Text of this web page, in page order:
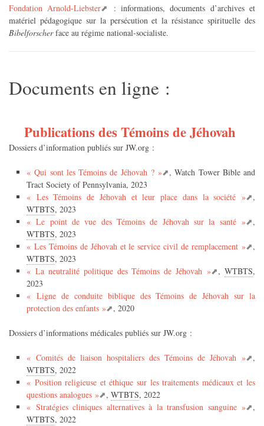
Fondation Arnold-Liebster
: informations, documents d’archives et
matériel pédagogique sur la persécution et la résistance spirituelle des
Bibelforscherface au régime national-socialiste.
Documents en ligne :
Publications des Témoins de Jéhovah
Dossiers d’information publiés sur JW.org :
« Qui sont les Témoins de Jéhovah ? »
, Watch Tower Bible and
Tract Society of Pennsylvania, 2023
« Les Témoins de Jéhovah et leur place dans la société »
,
WTBTS, 2023
« Le point de vue des Témoins de Jéhovah sur la santé »
,
WTBTS, 2023
« Les Témoins de Jéhovah et le service civil de remplacement »
,
WTBTS, 2023
« La neutralité politique des Témoins de Jéhovah »
,WTBTS,
2023
« Ligne de conduite biblique des Témoins de Jéhovah sur la
protection des enfants »
, 2020
Dossiers d’informations médicales publiés sur JW.org :
« Comités de liaison hospitaliers des Témoins de Jéhovah »
,
WTBTS, 2022
« Position religieuse et éthique sur les traitements médicaux et les
questions analogues »
, WTBTS, 2022
« Stratégies cliniques alternatives à la transfusion sanguine »
,
WTBTS, 2022